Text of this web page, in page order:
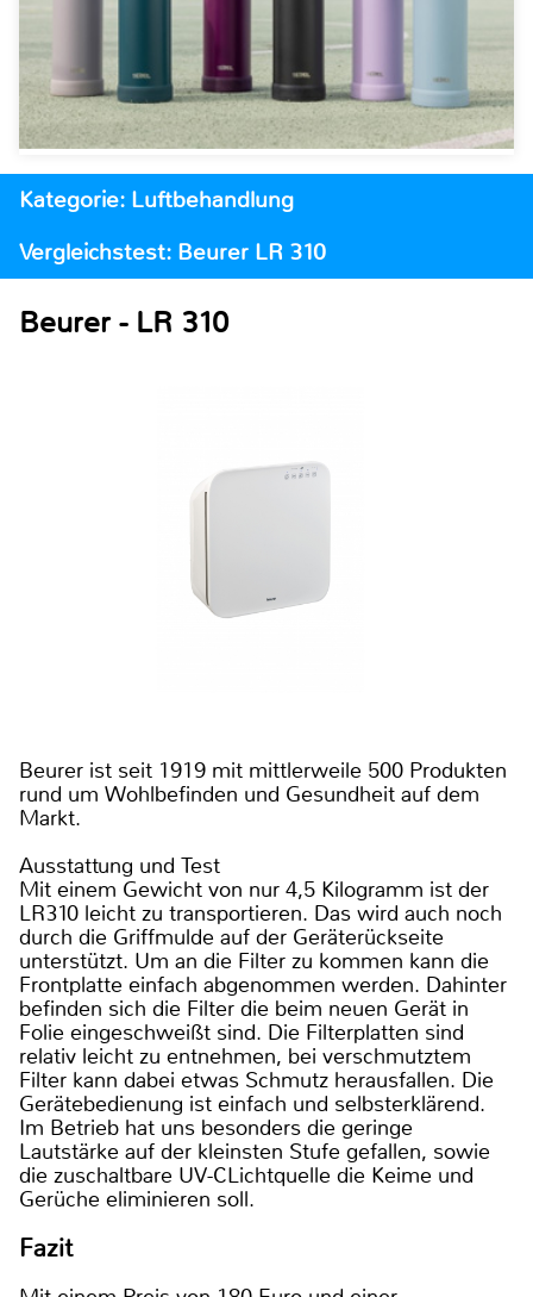
Kategorie: Luftbehandlung
Vergleichstest: Beurer LR 310
Beurer - LR 310
Beurer ist seit 1919 mit mittlerweile 500 Produkten
rund um Wohlbefinden und Gesundheit auf dem
Markt.
Ausstattung und Test
Mit einem Gewicht von nur 4,5 Kilogramm ist der
LR310 leicht zu transportieren. Das wird auch noch
durch die Griffmulde auf der Geräterückseite
unterstützt. Um an die Filter zu kommen kann die
Frontplatte einfach abgenommen werden. Dahinter
befinden sich die Filter die beim neuen Gerät in
Folie eingeschweißt sind. Die Filterplatten sind
relativ leicht zu entnehmen, bei verschmutztem
Filter kann dabei etwas Schmutz herausfallen. Die
Gerätebedienung ist einfach und selbsterklärend.
Im Betrieb hat uns besonders die geringe
Lautstärke auf der kleinsten Stufe gefallen, sowie
die zuschaltbare UV-CLichtquelle die Keime und
Gerüche eliminieren soll.
Fazit